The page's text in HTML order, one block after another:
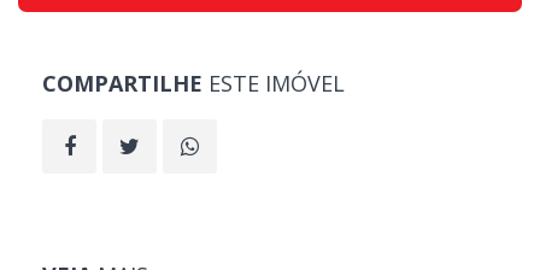
COMPARTILHE ESTE IMÓVEL